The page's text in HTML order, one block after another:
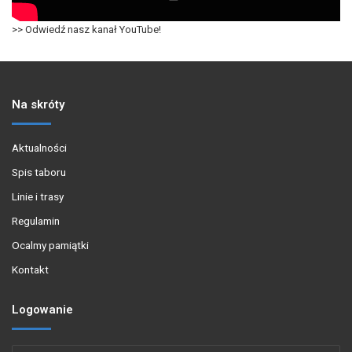
>> Odwiedź nasz kanał YouTube!
Na skróty
Aktualności
Spis taboru
Linie i trasy
Regulamin
Ocalmy pamiątki
Kontakt
Logowanie